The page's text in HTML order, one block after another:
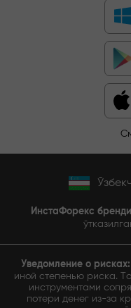
ИнстаФорекс бренди
Уведомление о рисках:
иной степенью риска.
инструментами
потери денег из-за